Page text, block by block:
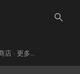
店 更多…